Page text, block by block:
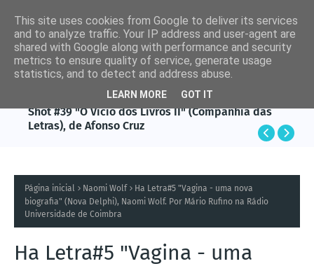
Shot #39 "O Vício dos Livros II" (Companhia das
Letras), de Afonso Cruz
Página inicial Naomi Wolf
Ha Letra#5 "Vagina - uma nova
biografia" (Nova Delphi), Naomi Wolf. Por Mário Rufino na Rádio
Universidade de Coimbra
Ha Letra#5 "Vagina - uma
This site uses cookies from Google to deliver its services
and to analyze traffic. Your IP address and user-agent are
shared with Google along with performance and security
metrics to ensure quality of service, generate usage
statistics, and to detect and address abuse.
LEARN MORE GOT IT